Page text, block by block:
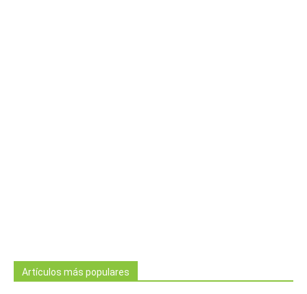
Artículos más populares